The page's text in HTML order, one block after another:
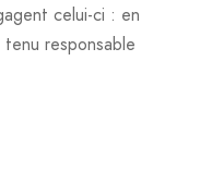
celui-ci : en
responsable